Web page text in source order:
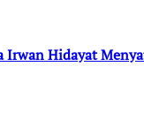
Irwan Hidayat